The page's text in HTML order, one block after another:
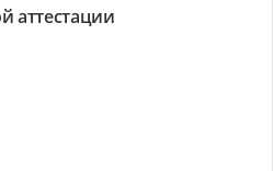
аттестации